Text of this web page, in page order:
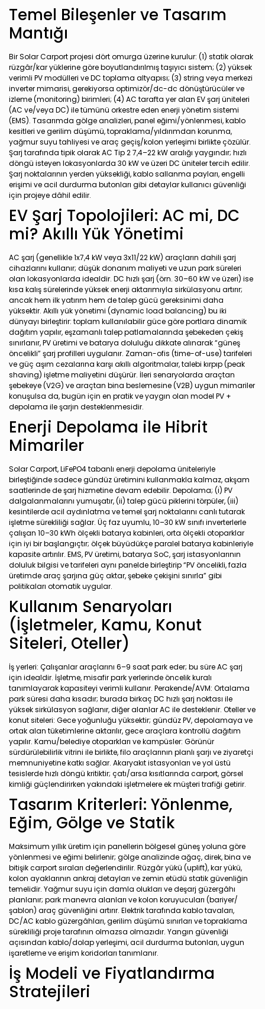
Temel Bileşenler ve Tasarım
Mantığı
Bir Solar Carport projesi dört omurga üzerine kurulur: (1) statik olarak
rüzgâr/kar yüklerine göre boyutlandırılmış taşıyıcı sistem; (2) yüksek
verimli PV modülleri ve DC toplama altyapısı; (3) string veya merkezi
inverter mimarisi, gerekiyorsa optimizör/dc-dc dönüştürücüler ve
izleme (monitoring) birimleri; (4) AC tarafta yer alan EV şarj üniteleri
(AC ve/veya DC) ile tümünü orkestre eden enerji yönetim sistemi
(EMS). Tasarımda gölge analizleri, panel eğimi/yönlenmesi, kablo
kesitleri ve gerilim düşümü, topraklama/yıldırımdan korunma,
yağmur suyu tahliyesi ve araç geçiş/kolon yerleşimi birlikte çözülür.
Şarj tarafında tipik olarak AC Tip 2 7,4–22 kW aralığı yaygındır; hızlı
döngü isteyen lokasyonlarda 30 kW ve üzeri DC üniteler tercih edilir.
Şarj noktalarının yerden yüksekliği, kablo sallanma payları, engelli
erişimi ve acil durdurma butonları gibi detaylar kullanıcı güvenliği
için projeye dâhil edilir.
EV Şarj Topolojileri: AC mi, DC
mi? Akıllı Yük Yönetimi
AC şarj (genellikle 1x7,4 kW veya 3x11/22 kW) araçların dahili şarj
cihazlarını kullanır; düşük donanım maliyeti ve uzun park süreleri
olan lokasyonlarda idealdir. DC hızlı şarj (örn. 30–60 kW ve üzeri) ise
kısa kalış sürelerinde yüksek enerji aktarımıyla sirkülasyonu artırır;
ancak hem ilk yatırım hem de talep gücü gereksinimi daha
yüksektir. Akıllı yük yönetimi (dynamic load balancing) bu iki
dünyayı birleştirir: toplam kullanılabilir güce göre portlara dinamik
dağıtım yapılır, eşzamanlı talep patlamalarında şebekeden çekiş
sınırlanır, PV üretimi ve batarya doluluğu dikkate alınarak “güneş
öncelikli” şarj profilleri uygulanır. Zaman-ofis (time-of-use) tarifeleri
ve güç aşım cezalarına karşı akıllı algoritmalar, talebi kırpıp (peak
shaving) işletme maliyetini düşürür. İleri senaryolarda araçtan
şebekeye (V2G) ve araçtan bina beslemesine (V2B) uygun mimariler
konuşulsa da, bugün için en pratik ve yaygın olan model PV +
depolama ile şarjın desteklenmesidir.
Enerji Depolama ile Hibrit
Mimariler
Solar Carport, LiFePO4 tabanlı enerji depolama üniteleriyle
birleştiğinde sadece gündüz üretimini kullanmakla kalmaz, akşam
saatlerinde de şarj hizmetine devam edebilir. Depolama; (i) PV
dalgalanmalarını yumuşatır, (ii) talep gücü piklerini törpüler, (iii)
kesintilerde acil aydınlatma ve temel şarj noktalarını canlı tutarak
işletme sürekliliği sağlar. Üç faz uyumlu, 10–30 kW sınıfı inverterlerle
çalışan 10–30 kWh ölçekli batarya kabinleri, orta ölçekli otoparklar
için iyi bir başlangıçtır; ölçek büyüdükçe paralel batarya kabinleriyle
kapasite artırılır. EMS, PV üretimi, batarya SoC, şarj istasyonlarının
doluluk bilgisi ve tarifeleri aynı panelde birleştirip “PV öncelikli, fazla
üretimde araç şarjına güç aktar, şebeke çekişini sınırla” gibi
politikaları otomatik uygular.
Kullanım Senaryoları
(İşletmeler, Kamu, Konut
Siteleri, Oteller)
İş yerleri: Çalışanlar araçlarını 6–9 saat park eder; bu süre AC şarj
için idealdir. İşletme, misafir park yerlerinde öncelik kuralı
tanımlayarak kapasiteyi verimli kullanır. Perakende/AVM: Ortalama
park süresi daha kısadır; burada birkaç DC hızlı şarj noktası ile
yüksek sirkülasyon sağlanır, diğer alanlar AC ile desteklenir. Oteller ve
konut siteleri: Gece yoğunluğu yüksektir; gündüz PV, depolamaya ve
ortak alan tüketimlerine aktarılır, gece araçlara kontrollü dağıtım
yapılır. Kamu/belediye otoparkları ve kampüsler: Görünür
sürdürülebilirlik vitrini ile birlikte, filo araçlarının planlı şarjı ve ziyaretçi
memnuniyetine katkı sağlar. Akaryakıt istasyonları ve yol üstü
tesislerde hızlı döngü kritiktir; çatı/arsa kısıtlarında carport, görsel
kimliği güçlendirirken yakındaki işletmelere ek müşteri trafiği getirir.
Tasarım Kriterleri: Yönlenme,
Eğim, Gölge ve Statik
Maksimum yıllık üretim için panellerin bölgesel güneş yoluna göre
yönlenmesi ve eğimi belirlenir; gölge analizinde ağaç, direk, bina ve
bitişik carport sıraları değerlendirilir. Rüzgâr yükü (uplift), kar yükü,
kolon ayaklarının ankraj detayları ve zemin etüdü statik güvenliğin
temelidir. Yağmur suyu için damla olukları ve deşarj güzergâhı
planlanır; park manevra alanları ve kolon koruyucuları (bariyer/
şablon) araç güvenliğini artırır. Elektrik tarafında kablo tavaları,
DC/AC kablo güzergâhları, gerilim düşümü sınırları ve topraklama
sürekliliği proje tarafının olmazsa olmazıdır. Yangın güvenliği
açısından kablo/dolap yerleşimi, acil durdurma butonları, uygun
işaretleme ve erişim koridorları tanımlanır.
İş Modeli ve Fiyatlandırma
Stratejileri